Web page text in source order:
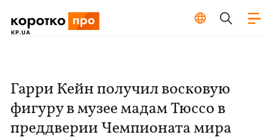
Гарри Кейн получил восковую
фигуру в музее мадам Тюссо в
преддверии Чемпионата мира